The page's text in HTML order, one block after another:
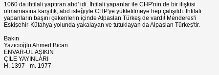
1060 da ihtilali yaptıran abd' idi. İhtilali yapanlar ile CHP'nin de bir ilişkisi
olmamasına karşılık, abd isteğiyle CHP'ye yükletilmeye hep çalışıldı. İhtilali
yapanların başını çekenlerin içinde Alpaslan Türkeş de vardı! Menderes'i
Eskişehir-Kütahya yolunda yakalayan ve tutuklayan da Alpaslan Türkeş'tir.
Bakın
Yazıcıoğlu Ahmed Bican
ENVAR-ÜL AŞIKİN
ÇİLE YAYINLARI
H. 1397 - m. 1977